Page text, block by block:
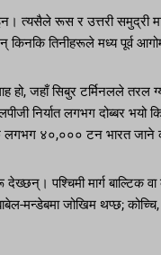
त्यसैले रूस र उत्तरी समुद्री
तिनीहरूले मध्य पूर्व
हो, जहाँ सिबुर टर्मिनलले तरल
निर्यात लगभग दोब्बर भयो
लगभग ४०,००० टन भारत
देख्छन्। पश्चिमी मार्ग बाल्टिक
मन्डेबमा जोखिम थप्छ;